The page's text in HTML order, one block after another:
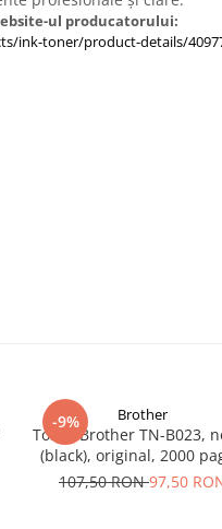
ul producatorului:
ink-toner/product-details/
-9% Brother
Toner Brother TN-B023,
(black), original, 2000
107,50 RON97,50